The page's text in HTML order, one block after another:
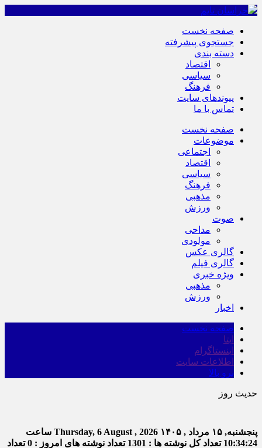
صفحه نخست
جستجوی پیشرفته
دسته بندی
اقتصاد
سیاسی
فرهنگ
پیوندهای سایت
تماس با ما
صفحه نخست
موضوعات
اجتماعی
اقتصاد
سیاسی
فرهنگ
مذهبی
ورزش
صوت
مداحی
مولودی
گالری عکس
گالری فیلم
ویژه خبری
مذهبی
ورزش
اخبار
صفحه نخست
ایتا
اینستاگرام
اطلاعات سایت
برو بالا
حدیث روز
پنجشنبه, ۱۵ مرداد , ۱۴۰۵ Thursday, 6 August , 2026 ساعت
10:34:24 تعداد کل نوشته ها : 1301 تعداد نوشته های امروز : 0
تعداد